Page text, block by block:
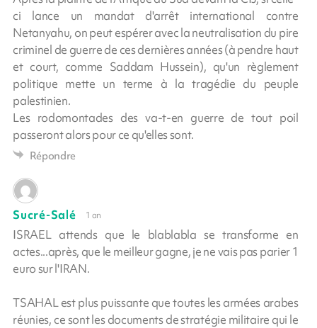
ci lance un mandat d'arrêt international contre
Netanyahu, on peut espérer avec la neutralisation du pire
criminel de guerre de ces dernières années (à pendre haut
et court, comme Saddam Hussein), qu'un règlement
politique mette un terme à la tragédie du peuple
palestinien.
Les rodomontades des va-t-en guerre de tout poil
passeront alors pour ce qu'elles sont.
Répondre
Sucré-Salé 1 an
ISRAEL attends que le blablabla se transforme en
actes...après, que le meilleur gagne, je ne vais pas parier 1
euro sur l'IRAN.
TSAHAL est plus puissante que toutes les armées arabes
réunies, ce sont les documents de stratégie militaire qui le